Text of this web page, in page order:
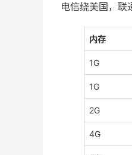
电信绕美国，联
内存
1G
1G
2G
4G